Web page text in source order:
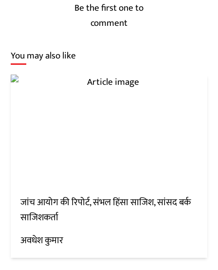
Be the first one to
comment
You may also like
जांच आयोग की रिपोर्ट, संभल हिंसा साजिश, सांसद बर्क
साजिशकर्ता
अवधेश कुमार